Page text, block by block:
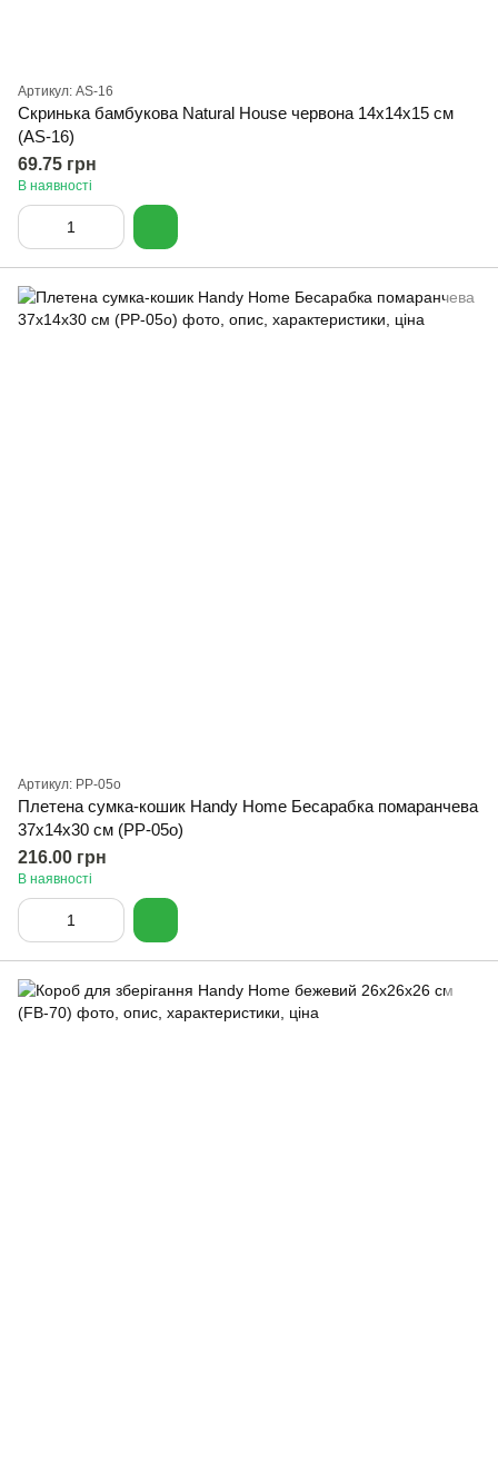
Артикул: AS-16
Скринька бамбукова Natural House червона 14x14x15 см
(AS-16)
69.75 грн
В наявності
Артикул: PP-05о
Плетена сумка-кошик Handy Home Бесарабка помаранчева
37х14х30 см (PP-05о)
216.00 грн
В наявності